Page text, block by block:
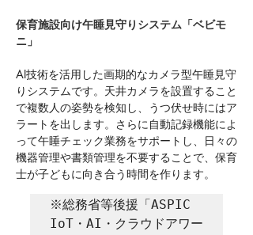
保育施設向け午睡見守りシステム「ベビモ
ニ」
AI技術を活用した画期的なカメラ型午睡見守
りシステムです。天井カメラを設置すること
で複数人の姿勢を検知し、うつ伏せ時にはア
ラートを出します。さらに自動記録機能によ
って午睡チェック業務をサポートし、日々の
機器管理や書類管理を不要することで、保育
士が子どもに向き合う時間を作ります。
※総務省等後援「ASPIC
IoT・AI・クラウドアワー